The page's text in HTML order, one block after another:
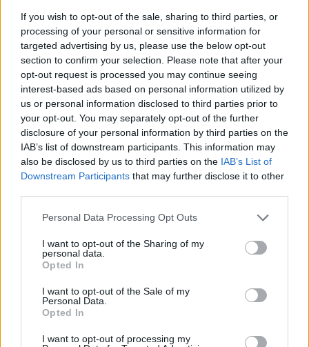
If you wish to opt-out of the sale, sharing to third parties, or
processing of your personal or sensitive information for
targeted advertising by us, please use the below opt-out
section to confirm your selection. Please note that after your
opt-out request is processed you may continue seeing
interest-based ads based on personal information utilized by
us or personal information disclosed to third parties prior to
your opt-out. You may separately opt-out of the further
disclosure of your personal information by third parties on the
IAB’s list of downstream participants. This information may
also be disclosed by us to third parties on the IAB’s List of
Downstream Participants that may further disclose it to other
Personal Data Processing Opt Outs
I want to opt-out of the Sharing of my
personal data.
Opted In
I want to opt-out of the Sale of my
Personal Data.
Opted In
I want to opt-out of processing my
avariją – nepamatęs kelių kalnelių Maurikas
Van Den Heuvelis nesuvaldė sunkvežimio ir
šis vertėsi.
Tiesa, jis atsistojo ant ratų. Kaip teigė šios
komandos atstovai, sunkių traumų
sportininkai negavo.